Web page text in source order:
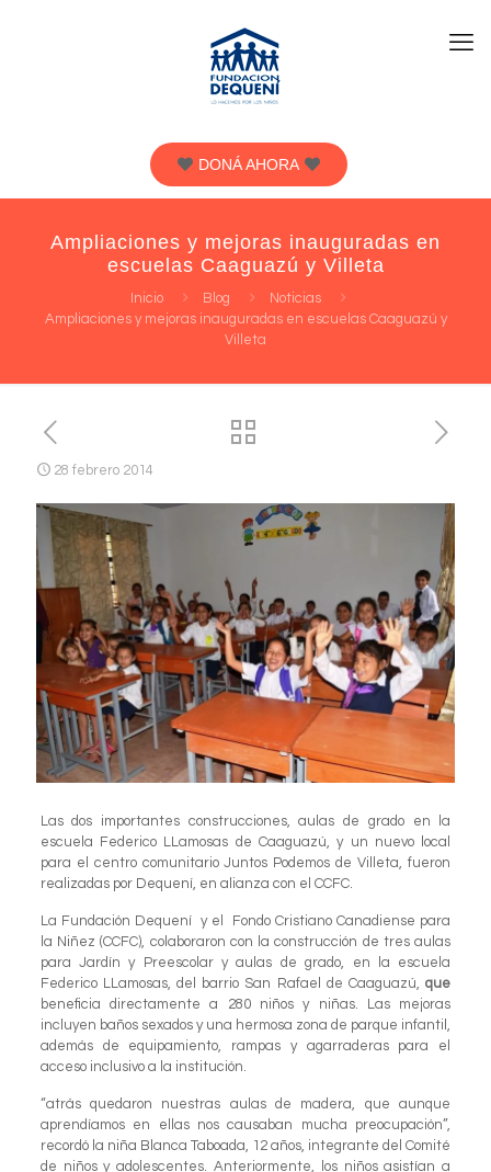
DONÁ AHORA
Ampliaciones y mejoras inauguradas en
escuelas Caaguazú y Villeta
Inicio Blog
Noticias
Ampliaciones y mejoras inauguradas en escuelas Caaguazú y
Villeta
28 febrero 2014
Las dos importantes construcciones, aulas de grado en la
escuela Federico LLamosas de Caaguazú, y un nuevo local
para el centro comunitario Juntos Podemos de Villeta, fueron
realizadas por Dequení, en alianza con el CCFC.
La Fundación Dequení y el Fondo Cristiano Canadiense para
la Niñez (CCFC), colaboraron con la construcción de tres aulas
para Jardín y Preescolar y aulas de grado, en la escuela
Federico LLamosas, del barrio San Rafael de Caaguazú,que
beneficia directamente a 280 niños y niñas. Las mejoras
incluyen baños sexados y una hermosa zona de parque infantil,
además de equipamiento, rampas y agarraderas para el
acceso inclusivo a la institución.
“atrás quedaron nuestras aulas de madera, que aunque
aprendíamos en ellas nos causaban mucha preocupación”,
recordó la niña Blanca Taboada, 12 años, integrante del Comité
de niños y adolescentes. Anteriormente, los niños asistían a